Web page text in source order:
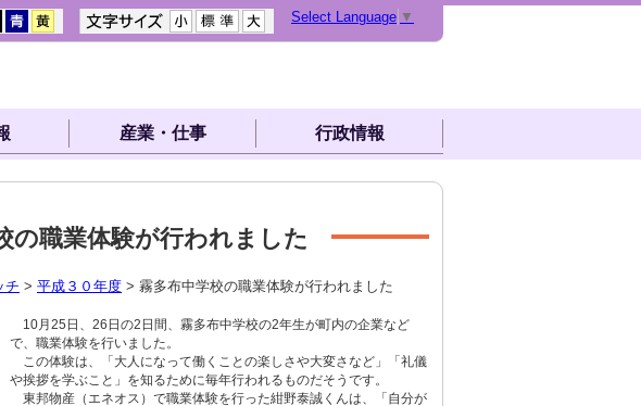
Select Language ▼
産業・仕事 行政情報
の職業体験が行われました
チ > 平成３０年度 > 霧多布中学校の職業体験が行われました
10月25日、26日の2日間、霧多布中学校の2年生が町内の企業など
で、職業体験を行いました。
この体験は、「大人になって働くことの楽しさや大変さなど」「礼儀
や挨拶を学ぶこと」を知るために毎年行われるものだそうです。
東邦物産（エネオス）で職業体験を行った紺野泰誠くんは、「自分が